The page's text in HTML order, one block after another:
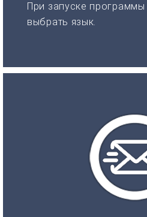
При запуске
выбрать язык.